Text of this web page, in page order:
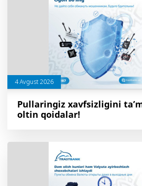
4 Avgust 2026
Pullaringiz xavfsizligini
oltin qoidalar!